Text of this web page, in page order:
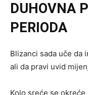
DUHOVNA
PERIODA
Blizanci sada uče da
ali da pravi uvid
Kolo sreće se